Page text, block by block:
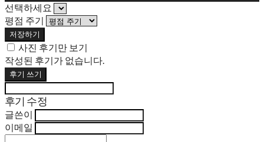
선택하세요
평점 주기
저장하기
사진 후기만 보기
작성된 후기가 없습니다.
후기 쓰기
후기 수정
글쓴이
이메일